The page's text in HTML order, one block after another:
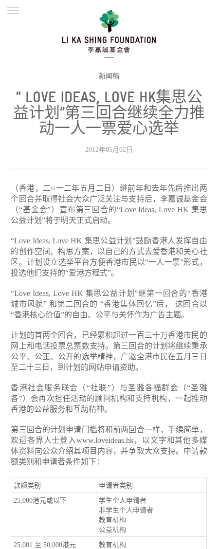
並肩同行
繁體
新闻稿
“ LOVE IDEAS, LOVE HK集思公
益计划”第三回合继续全力推
动一人一票爱心选举
2012年05月02日
（香港，二○一二年五月二日）继前年和去年先后推出两
个回合并取得社会大众广泛关注与支持后，李嘉诚基金会
（“基金会”）宣布第三回合的“Love Ideas, Love HK 集思
公益计划”将于明天正式启动。
“Love Ideas, Love HK 集思公益计划”鼓励香港人发挥自由
的创作空间、构思方案，以自己的方式去爱香港和关心社
区。计划设立选举平台方便香港市民以“一人一票”形式，
投选他们支持的“爱港方程式”。
“Love Ideas, Love HK 集思公益计划”继第一回合的“香港
城市风貌” 和第二回合的 “香港集体回忆”后， 这回合以
“香港核心价值”的自由、公平与关怀作为广告主题。
计划的首两个回合，已经累积超过一百三十万香港市民的
网上和电话投票总票数支持。第三回合的计划将继续秉承
公平、公正、公开的选举精神，广邀全港市民在五月三日
至二十三日，到计划的网站申请资助。
香港社会服务联会（“社联”）与圣雅各福群会（“圣雅
各”）会再次担任活动的顾问机构和支持机构，一起推动
香港的公益服务和互助精神。
第三回合的计划申请门槛将和前两回合一样，手续简单，
欢迎各界人士登入www.loveideas.hk，以文字和其他多媒
体资料向公众介绍其项目内容，并争取大众支持。申请款
额类别和申请者条件如下：
款额类别 申请者类别
25,000港元或以下
学生个人申请者
非学生个人申请者
教育机构
公益机构
25,001 至 50,000港元
教育机构